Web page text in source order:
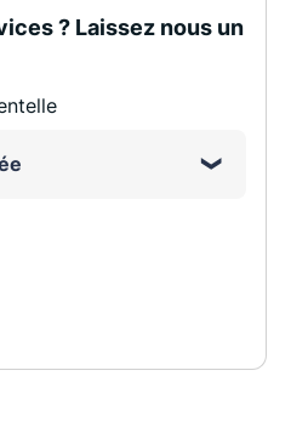
? Laissez nous un